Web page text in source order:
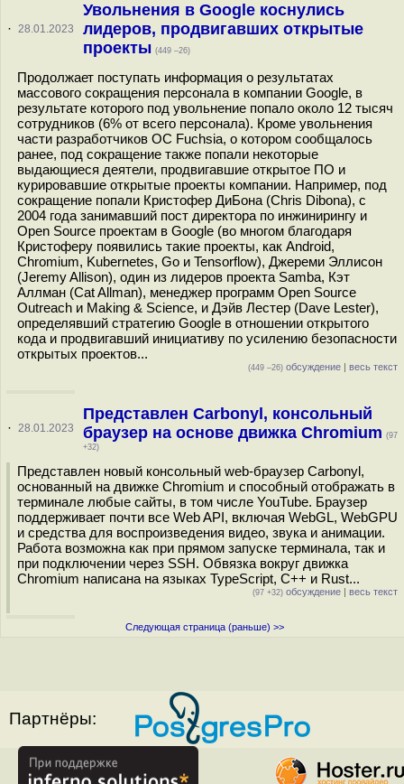
· 28.01.2023
Увольнения в Google коснулись
лидеров, продвигавших открытые
проекты (449 –26)
Продолжает поступать информация о результатах
массового сокращения персонала в компании Google, в
результате которого под увольнение попало около 12 тысяч
сотрудников (6% от всего персонала). Кроме увольнения
части разработчиков ОС Fuchsia, о котором сообщалось
ранее, под сокращение также попали некоторые
выдающиеся деятели, продвигавшие открытое ПО и
курировавшие открытые проекты компании. Например, под
сокращение попали Кристофер ДиБона (Chris Dibona), с
2004 года занимавший пост директора по инжинирингу и
Open Source проектам в Googlе (во многом благодаря
Кристоферу появились такие проекты, как Android,
Chromium, Kubernetes, Go и Tensorflow), Джереми Эллисон
(Jeremy Allison), один из лидеров проекта Samba, Кэт
Аллман (Cat Allman), менеджер программ Open Source
Outreach и Making & Science, и Дэйв Лестер (Dave Lester),
определявший стратегию Google в отношении открытого
кода и продвигавший инициативу по усилению безопасности
открытых проектов...
(449 –26) обсуждение | весь текст
· 28.01.2023
Представлен Carbonyl, консольный
браузер на основе движка Chromium (97
+32)
Представлен новый консольный web-браузер Carbonyl,
основанный на движке Chromium и способный отображать в
терминале любые сайты, в том числе YouTube. Браузер
поддерживает почти все Web API, включая WebGL, WebGPU
и средства для воспроизведения видео, звука и анимации.
Работа возможна как при прямом запуске терминала, так и
при подключении через SSH. Обвязка вокруг движка
Chromium написана на языках TypeScript, C++ и Rust...
(97 +32) обсуждение | весь текст
Следующая страница (раньше) >>
Партнёры: